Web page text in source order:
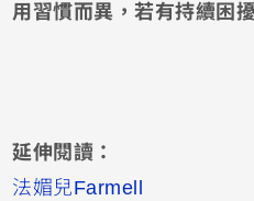
用習慣而異，若有持續困
延伸閱讀：
法媚兒Farmell